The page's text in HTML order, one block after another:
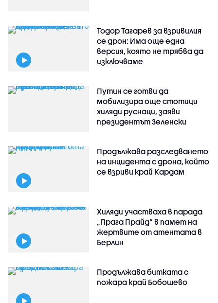
Тодор Тагарев за взривилия
се дрон: Има още една
версия, която не трябва да
изключваме
Путин се готви да
мобилизира още стотици
хиляди руснаци, заяви
президентът Зеленски
Продължава разследването
на инцидента с дрона, който
се взриви край Кардам
Хиляди участваха в парада
„Прага Прайд“ в памет на
жертвите от атентата в
Берлин
Продължава битката с
пожара край Бобошево